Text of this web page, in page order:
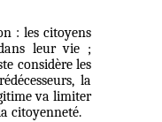
: les citoyens
leur vie ;
considère les
la
va limiter
citoyenneté.